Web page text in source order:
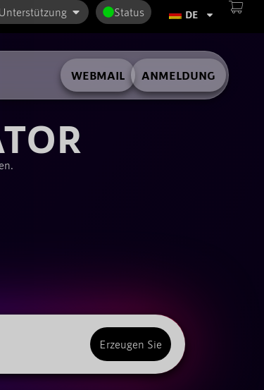
Status DE
WEBMAIL ANMELDUNG